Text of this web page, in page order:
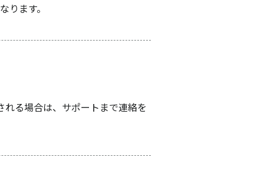
ます。
る場合は、サポートまで連絡を